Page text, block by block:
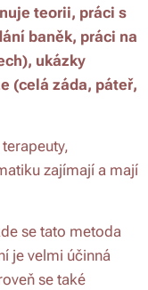
teorii, práci s
baněk, práci na
ukázky
(celá záda, páteř,
zajímají a mají
se tato metoda
je velmi účinná
se také